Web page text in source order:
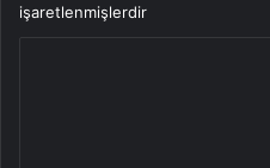
işaretlenmişlerdir